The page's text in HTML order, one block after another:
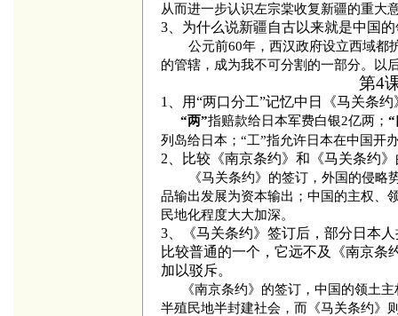
从而进一步认识左宗棠收复新疆的重大
3、为什么说新疆自古以来就是中国
公元前60年，西汉政府设立西域都
的管辖，成为我不可分割的一部分。以
第4
1、用“两口分工”记忆中日《马关条
“两”指赔款给日本军费白银2亿两； “
列岛给日本；“工”指允许日本在中国开
2、比较《南京条约》和《马关条约
《马关条约》的签订，外国的侵
品输出发展为资本输出；中国的主权、
民地化程度大大加深。
3、《马关条约》签订后，部分日本
比较普通的一个，它远不及《南京条
加以驳斥。
《南京条约》的签订，中国的领土
半殖民地半封建社会，而《马关条约》